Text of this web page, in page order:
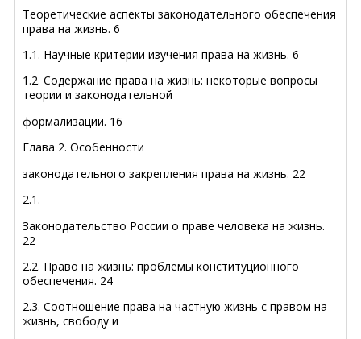
Теоретические аспекты законодательного обеспечения
права на жизнь. 6
1.1. Научные критерии изучения права на жизнь. 6
1.2. Содержание права на жизнь: некоторые вопросы
теории и законодательной
формализации. 16
Глава 2. Особенности
законодательного закрепления права на жизнь. 22
2.1.
Законодательство России о праве человека на жизнь.
22
2.2. Право на жизнь: проблемы конституционного
обеспечения. 24
2.3. Соотношение права на частную жизнь с правом на
жизнь, свободу и